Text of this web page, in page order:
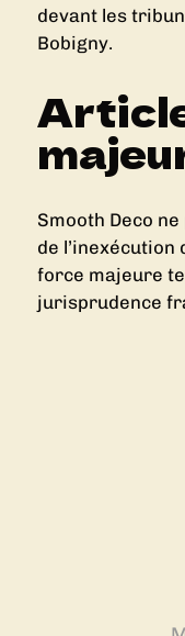
devant les
Bobigny.
Smooth Deco
de l’inexécution
force majeure
jurisprudence